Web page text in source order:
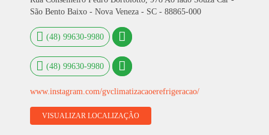
São Bento Baixo - Nova Veneza - SC - 88865-000
(48) 99630-9980
(48) 99630-9980
www.instagram.com/gvclimatizacaoerefrigeracao/
VISUALIZAR LOCALIZAÇÃO